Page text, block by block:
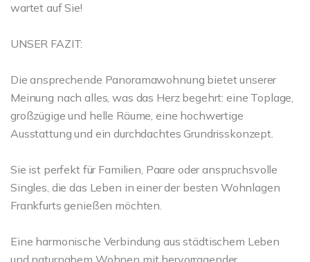
wartet auf Sie!
UNSER FAZIT:
Die ansprechende Panoramawohnung bietet unserer
Meinung nach alles, was das Herz begehrt: eine Toplage,
großzügige und helle Räume, eine hochwertige
Ausstattung und ein durchdachtes Grundrisskonzept.
Sie ist perfekt für Familien, Paare oder anspruchsvolle
Singles, die das Leben in einer der besten Wohnlagen
Frankfurts genießen möchten.
Eine harmonische Verbindung aus städtischem Leben
und naturnahem Wohnen mit hervorragender